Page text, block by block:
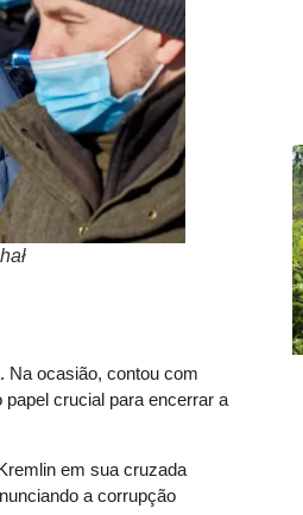
. Na ocasião, contou com
crucial para encerrar a
em sua cruzada
a corrupção